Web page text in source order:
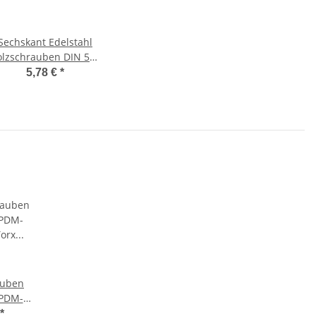
Edelstahl
DIN 571
Wiener Schrauben
6 x 25 mm 50
5,78 € *
*